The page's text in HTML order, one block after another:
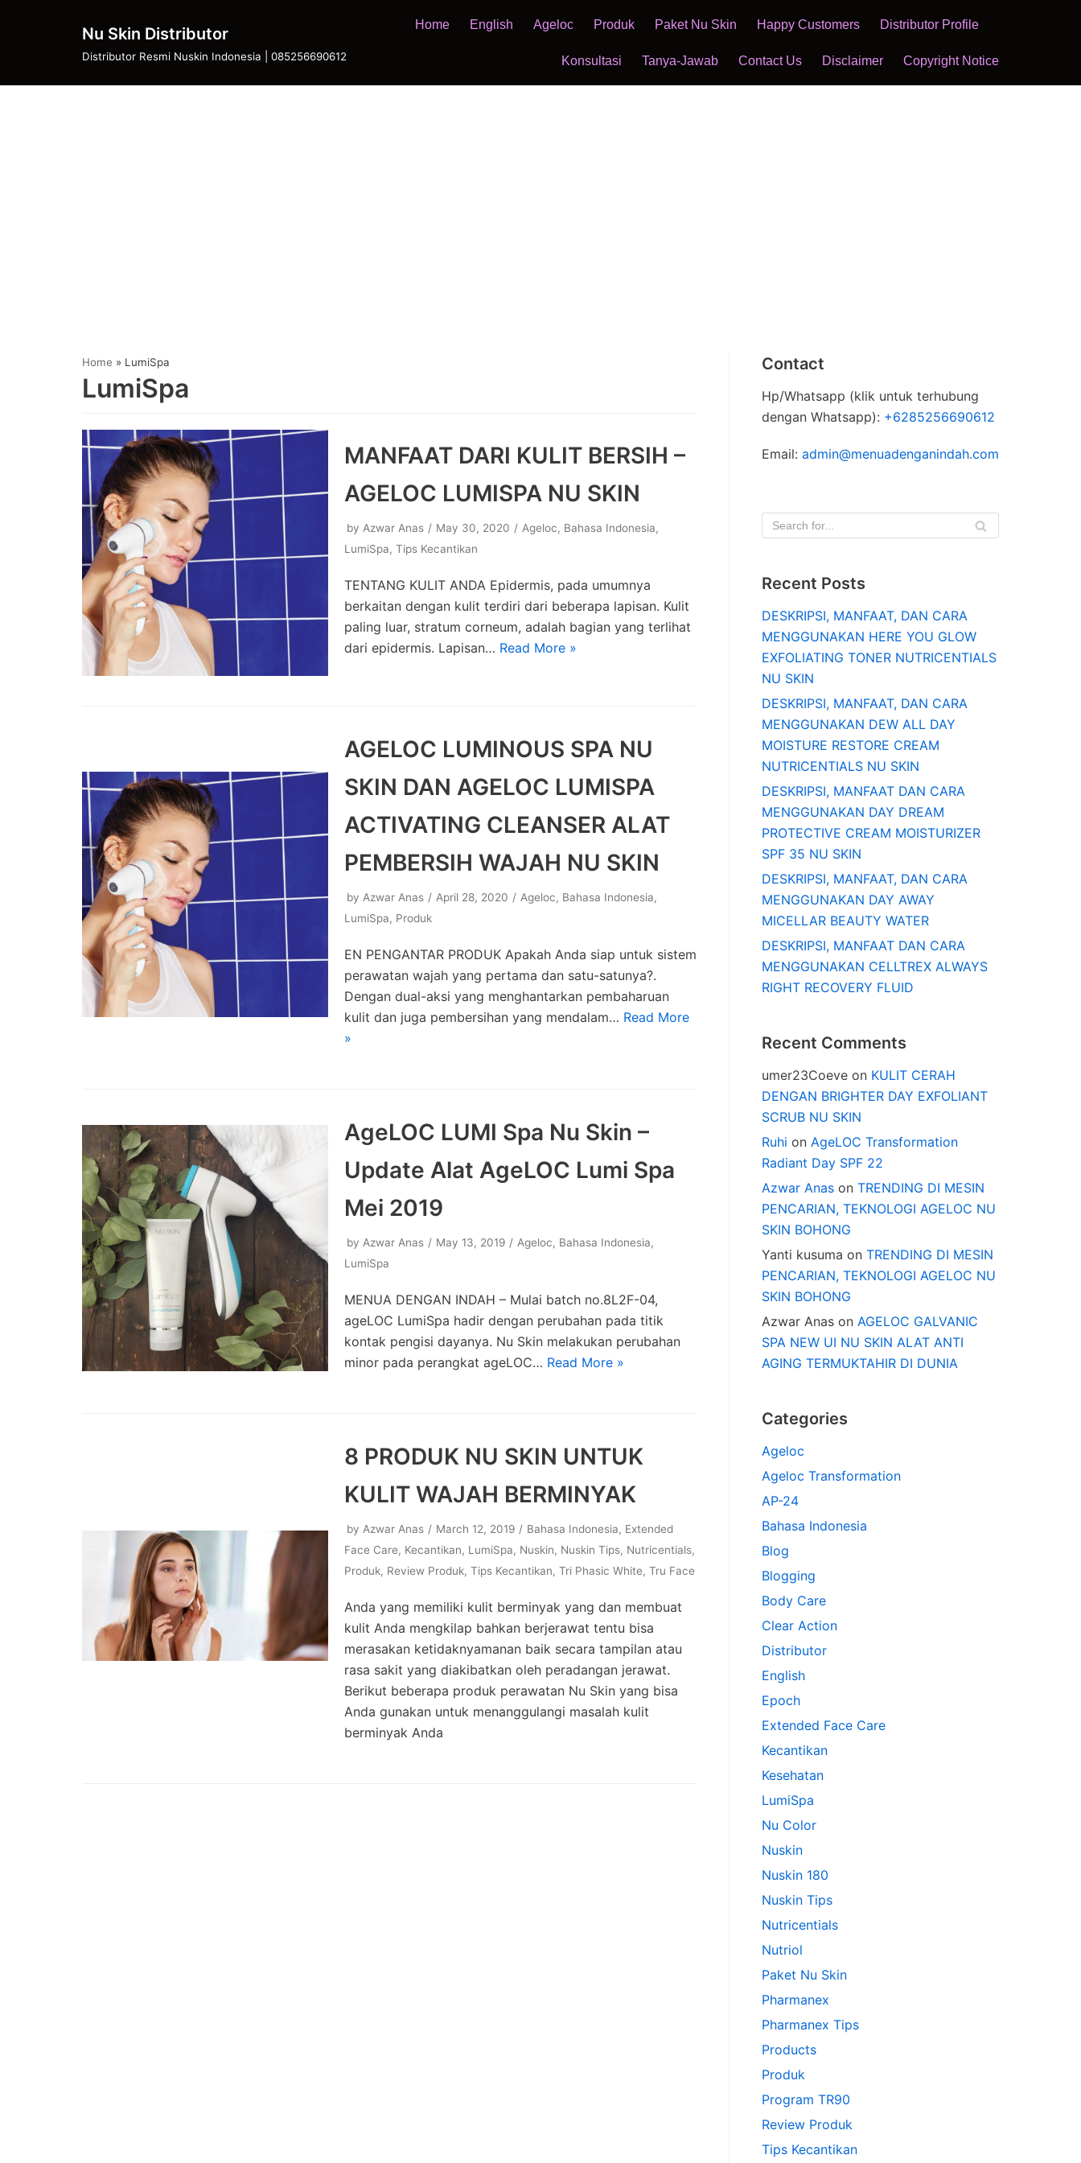
Nu Skin Distributor
Distributor Resmi Nuskin Indonesia | 085256690612
Home English Ageloc Produk Paket Nu Skin Happy Customers Distributor Profile
Konsultasi Tanya-Jawab Contact Us Disclaimer Copyright Notice
Home » LumiSpa
LumiSpa
MANFAAT DARI KULIT BERSIH –
AGELOC LUMISPA NU SKIN
by Azwar Anas May 30, 2020 Ageloc, Bahasa Indonesia,
LumiSpa, Tips Kecantikan
TENTANG KULIT ANDA Epidermis, pada umumnya
berkaitan dengan kulit terdiri dari beberapa lapisan. Kulit
paling luar, stratum corneum, adalah bagian yang terlihat
dari epidermis. Lapisan… Read More »
AGELOC LUMINOUS SPA NU
SKIN DAN AGELOC LUMISPA
ACTIVATING CLEANSER ALAT
PEMBERSIH WAJAH NU SKIN
by Azwar Anas April 28, 2020 Ageloc, Bahasa Indonesia,
LumiSpa, Produk
EN PENGANTAR PRODUK Apakah Anda siap untuk sistem
perawatan wajah yang pertama dan satu-satunya?.
Dengan dual-aksi yang menghantarkan pembaharuan
kulit dan juga pembersihan yang mendalam… Read More
»
AgeLOC LUMI Spa Nu Skin –
Update Alat AgeLOC Lumi Spa
Mei 2019
by Azwar Anas May 13, 2019 Ageloc, Bahasa Indonesia,
LumiSpa
MENUA DENGAN INDAH – Mulai batch no.8L2F-04,
ageLOC LumiSpa hadir dengan perubahan pada titik
kontak pengisi dayanya. Nu Skin melakukan perubahan
minor pada perangkat ageLOC… Read More »
8 PRODUK NU SKIN UNTUK
KULIT WAJAH BERMINYAK
by Azwar Anas March 12, 2019 Bahasa Indonesia, Extended
Face Care, Kecantikan, LumiSpa, Nuskin, Nuskin Tips, Nutricentials,
Produk, Review Produk, Tips Kecantikan, Tri Phasic White, Tru Face
Anda yang memiliki kulit berminyak yang dan membuat
kulit Anda mengkilap bahkan berjerawat tentu bisa
merasakan ketidaknyamanan baik secara tampilan atau
rasa sakit yang diakibatkan oleh peradangan jerawat.
Berikut beberapa produk perawatan Nu Skin yang bisa
Anda gunakan untuk menanggulangi masalah kulit
berminyak Anda
Contact
Hp/Whatsapp (klik untuk terhubung
dengan Whatsapp): +6285256690612
Email: admin@menuadenganindah.com
Recent Posts
DESKRIPSI, MANFAAT, DAN CARA
MENGGUNAKAN HERE YOU GLOW
EXFOLIATING TONER NUTRICENTIALS
NU SKIN
DESKRIPSI, MANFAAT, DAN CARA
MENGGUNAKAN DEW ALL DAY
MOISTURE RESTORE CREAM
NUTRICENTIALS NU SKIN
DESKRIPSI, MANFAAT DAN CARA
MENGGUNAKAN DAY DREAM
PROTECTIVE CREAM MOISTURIZER
SPF 35 NU SKIN
DESKRIPSI, MANFAAT, DAN CARA
MENGGUNAKAN DAY AWAY
MICELLAR BEAUTY WATER
DESKRIPSI, MANFAAT DAN CARA
MENGGUNAKAN CELLTREX ALWAYS
RIGHT RECOVERY FLUID
Recent Comments
umer23Coeve on KULIT CERAH
DENGAN BRIGHTER DAY EXFOLIANT
SCRUB NU SKIN
Ruhi on AgeLOC Transformation
Radiant Day SPF 22
Azwar Anas on TRENDING DI MESIN
PENCARIAN, TEKNOLOGI AGELOC NU
SKIN BOHONG
Yanti kusuma on TRENDING DI MESIN
PENCARIAN, TEKNOLOGI AGELOC NU
SKIN BOHONG
Azwar Anas on AGELOC GALVANIC
SPA NEW UI NU SKIN ALAT ANTI
AGING TERMUKTAHIR DI DUNIA
Categories
Ageloc
Ageloc Transformation
AP-24
Bahasa Indonesia
Blog
Blogging
Body Care
Clear Action
Distributor
English
Epoch
Extended Face Care
Kecantikan
Kesehatan
LumiSpa
Nu Color
Nuskin
Nuskin 180
Nuskin Tips
Nutricentials
Nutriol
Paket Nu Skin
Pharmanex
Pharmanex Tips
Products
Produk
Program TR90
Review Produk
Tips Kecantikan